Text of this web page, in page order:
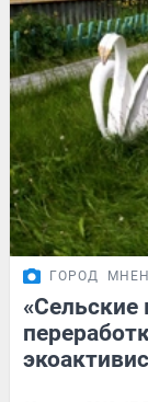
ГОРОД